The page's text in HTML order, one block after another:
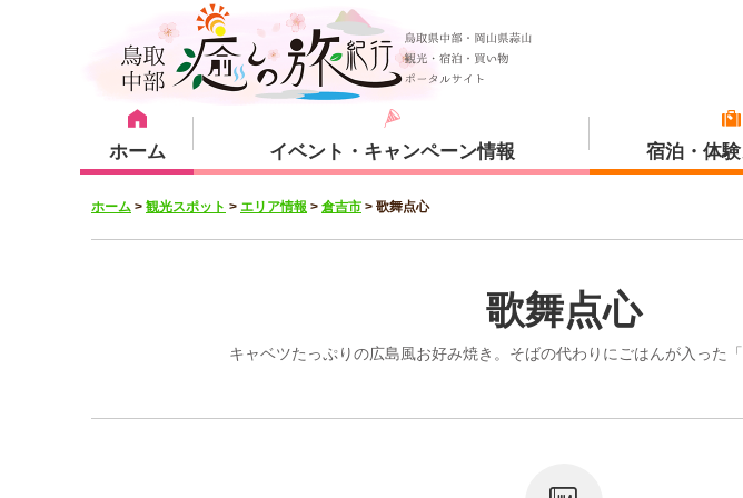
ホーム イベント・キャンペーン情報 宿泊・体
宿泊・体験メニュー
観光スポット
湯梨浜町 三朝町
ホーム > 観光スポット > エリア情報 > 倉吉市 > 歌舞点心
歌舞点心
キャベツたっぷりの広島風お好み焼き。そばの代わりにごはんが入った「